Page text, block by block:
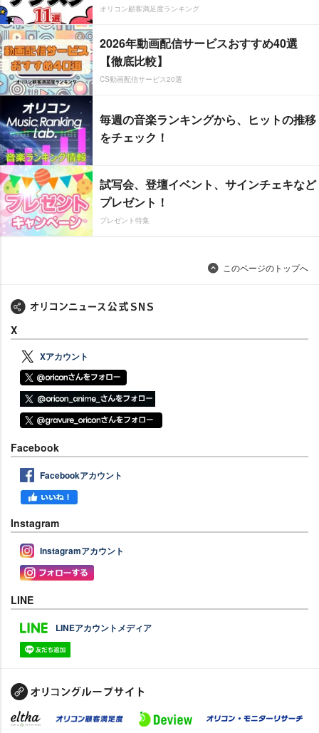
オリコン顧客満足度ランキング
2026年動画配信サービスおすすめ40選
【徹底比較】
CS動画配信サービス20選
毎週の音楽ランキングから、ヒットの推移
をチェック！
試写会、登壇イベント、サインチェキなど
プレゼント！
プレゼント特集
このページのトップへ
X
Xアカウント
Facebook
Facebookアカウント
Instagram
Instagramアカウント
LINE
LINEアカウントメディア